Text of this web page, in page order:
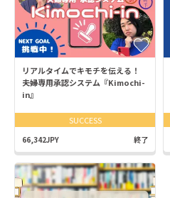
リアルタイムでキモチを伝える！
夫婦専用承認システム『Kimochi-
in』
SUCCESS
66,342JPY 終了